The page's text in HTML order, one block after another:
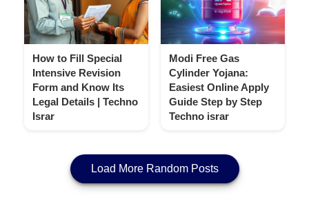
How to Fill Special
Intensive Revision
Form and Know Its
Legal Details | Techno
Israr
Modi Free Gas
Cylinder Yojana:
Easiest Online Apply
Guide Step by Step
Techno israr
Load More Random Posts